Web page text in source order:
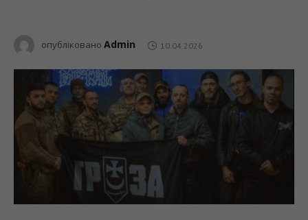
опубліковано Admin 10.04.2026